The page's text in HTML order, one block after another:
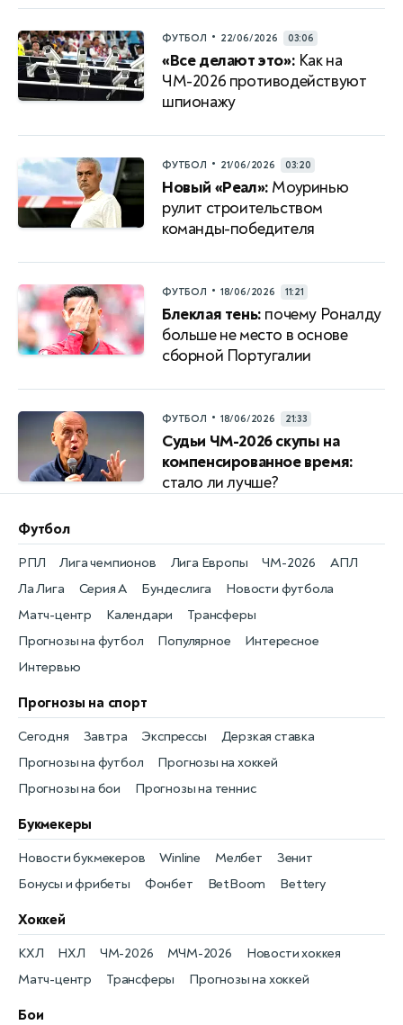
ФУТБОЛ • 22/06/2026 03:06
«Все делают это»: Как на
ЧМ-2026 противодействуют
шпионажу
ФУТБОЛ • 21/06/2026 03:20
Новый «Реал»: Моуринью
рулит строительством
команды-победителя
ФУТБОЛ • 18/06/2026 11:21
Блеклая тень: почему Роналду
больше не место в основе
сборной Португалии
ФУТБОЛ • 18/06/2026 21:33
Судьи ЧМ-2026 скупы на
компенсированное время:
стало ли лучше?
Футбол
Новости футбола
РПЛ
Матч-центр
Лига чемпионов
Календари
Лига Европы
Трансферы
ЧМ-2026
Прогнозы на футбол
АПЛ
Популярное
Ла Лига
Интересное
Серия А
Интервью
Бундеслига
Прогнозы на спорт
Прогнозы на футбол
Сегодня
Прогнозы на хоккей
Завтра
Прогнозы на бои
Экспрессы
Прогнозы на теннис
Дерзкая ставка
Букмекеры
Бонусы и фрибеты
Новости букмекеров
Фонбет
Winline
BetBoom
Мелбет
Bettery
Зенит
Хоккей
Новости хоккея
КХЛ
Матч-центр
НХЛ
Трансферы
ЧМ-2026
Прогнозы на хоккей
МЧМ-2026
Бои